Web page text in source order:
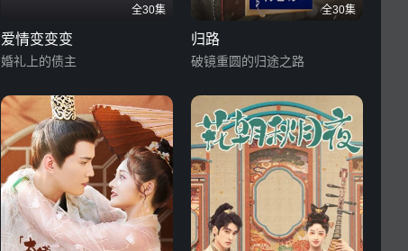
全30集
爱情变变变
婚礼上的债主
全30集
归路
破镜重圆的归途之路